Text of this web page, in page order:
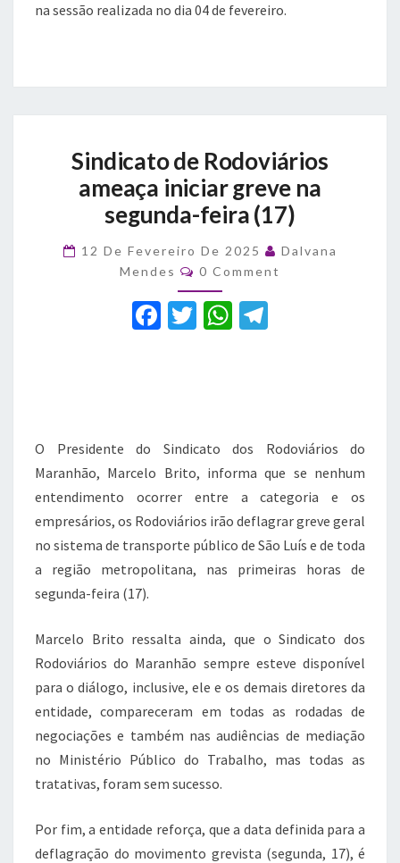
na sessão realizada no dia 04 de fevereiro.
de
Rodoviários
ameaça
iniciar
na
segunda-
feira
(17)
Sindicato de Rodoviários
ameaça iniciar greve na
segunda-feira (17)
12 De Fevereiro De 2025
Dalvana
Mendes
Comments
0 Comment
F
o
o
k
T W
p
p
m
O Presidente do Sindicato dos Rodoviários do
Maranhão, Marcelo Brito, informa que se nenhum
entendimento ocorrer entre a categoria e os
empresários, os Rodoviários irão deflagrar greve geral
no sistema de transporte público de São Luís e de toda
a região metropolitana, nas primeiras horas de
segunda-feira (17).
Marcelo Brito ressalta ainda, que o Sindicato dos
Rodoviários do Maranhão sempre esteve disponível
para o diálogo, inclusive, ele e os demais diretores da
entidade, compareceram em todas as rodadas de
negociações e também nas audiências de mediação
no Ministério Público do Trabalho, mas todas as
tratativas, foram sem sucesso.
Por fim, a entidade reforça, que a data definida para a
deflagração do movimento grevista (segunda, 17), é